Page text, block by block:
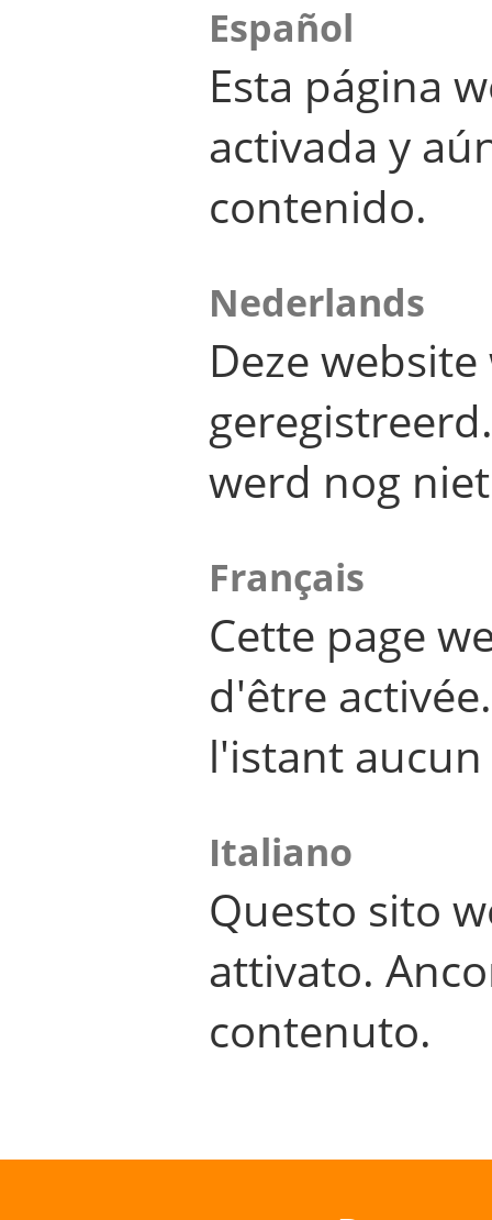
Español
Esta página
activada y
contenido.
Nederlands
Deze
werd nog
Français
Cette page
d'être
l'istant
Italiano
Questo sito
attivato.
contenuto.